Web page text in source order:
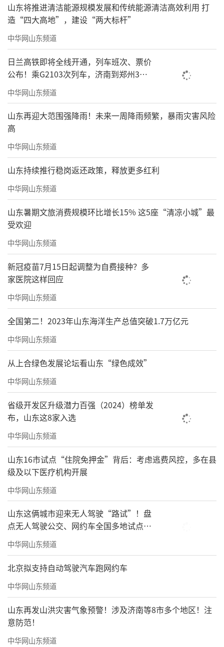
山东将推进清洁能源规模发展和传统能源清洁高效利用 打
造“四大高地”，建设“两大标杆”
中华网山东频道
日兰高铁即将全线开通，列车班次、票价
公布！乘G2103次列车，济南到郑州3小
时到达
中华网山东频道
山东再迎大范围强降雨！未来一周降雨频繁，暴雨灾害风险
高
中华网山东频道
山东持续推行稳岗返还政策，释放更多红利
中华网山东频道
山东暑期文旅消费规模环比增长15% 这5座“清凉小城”最
受欢迎
中华网山东频道
新冠疫苗7月15日起调整为自费接种？多
家医院这样回应
中华网山东频道
全国第二！2023年山东海洋生产总值突破1.7万亿元
中华网山东频道
从上合绿色发展论坛看山东“绿色成效”
中华网山东频道
省级开发区升级潜力百强（2024）榜单发
布，山东这8家入选
中华网山东频道
山东16市试点“住院免押金”背后：考虑逃费风控，多在县
级及以下医疗机构开展
中华网山东频道
山东这俩城市迎来无人驾驶“路试”！盘
点无人驾驶公交、网约车全国多地试点之
路
中华网山东频道
北京拟支持自动驾驶汽车跑网约车
中华网山东频道
山东再发山洪灾害气象预警！涉及济南等8市多个地区！注
意防范！
中华网山东频道